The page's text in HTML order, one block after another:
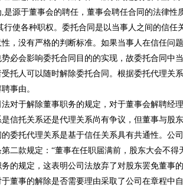
是源于董事会的聘任，董事会聘任合同的法律性
行使各种职权。委托合同是以当事人之间的信任
，没有严格的判断标准。如果当事人在信任问
必会影响委托合同目的的实现，故委托合同中
托人可以随时解除委托合同。根据委托代理关
事由。
解除董事职务的规定，对于董事会解聘经理
信托关系还是代理关系尚有争议，但董事与股
委托代理关系是基于信任关系具有共通性。公
二款规定：“董事在任职届满前，股东大会不
的规定，这表明公司法放弃了对股东罢免董事
董事的解除是否需要理由采取了公司在章程中